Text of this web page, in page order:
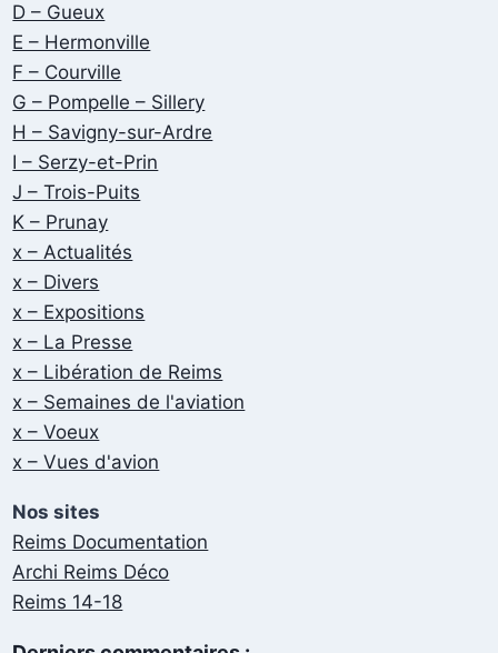
D – Gueux
E – Hermonville
F – Courville
G – Pompelle – Sillery
H – Savigny-sur-Ardre
I – Serzy-et-Prin
J – Trois-Puits
K – Prunay
x – Actualités
x – Divers
x – Expositions
x – La Presse
x – Libération de Reims
x – Semaines de l'aviation
x – Voeux
x – Vues d'avion
Nos sites
Reims Documentation
Archi Reims Déco
Reims 14-18